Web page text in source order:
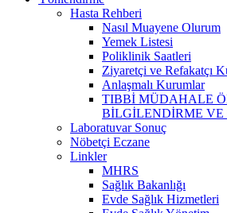
Hasta Rehberi
Nasıl Muayene Olurum
Yemek Listesi
Poliklinik Saatleri
Ziyaretçi ve Refakatçı
Anlaşmalı Kurumlar
TIBBİ MÜDAHALE
BİLGİLENDİRME VE
Laboratuvar Sonuç
Nöbetçi Eczane
Linkler
MHRS
Sağlık Bakanlığı
Evde Sağlık Hizmetleri